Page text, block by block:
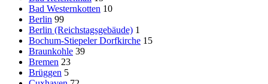
Bad Westernkotten 10
Berlin 99
Berlin (Reichstagsgebäude) 1
Bochum-Stiepeler Dorfkirche 15
Braunkohle 39
Bremen 23
Brüggen 5